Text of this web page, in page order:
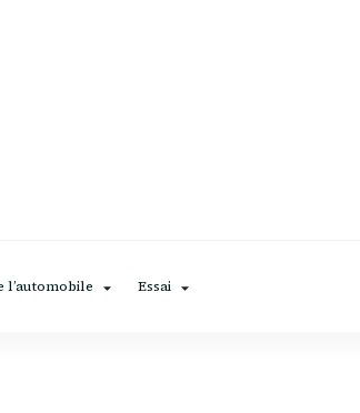
l’automobile Essai